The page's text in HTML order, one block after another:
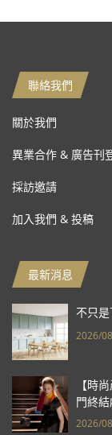
聯絡我們
關於我們
異業合作 & 廣告刊
採訪邀請
加入我們 & 投稿
最新消息
不只
2026/
【時
門終
報亮眼
2026/